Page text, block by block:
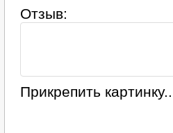
Отзыв:
Прикрепить